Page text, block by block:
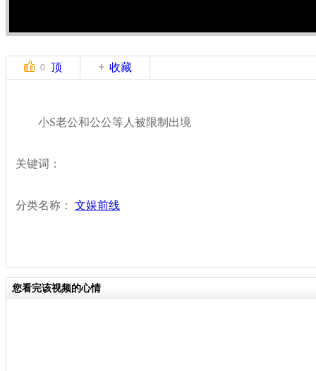
0 顶 收藏
小S老公和公公等人被限制出境
关键词：
分类名称： 文娱前线
您看完该视频的心情